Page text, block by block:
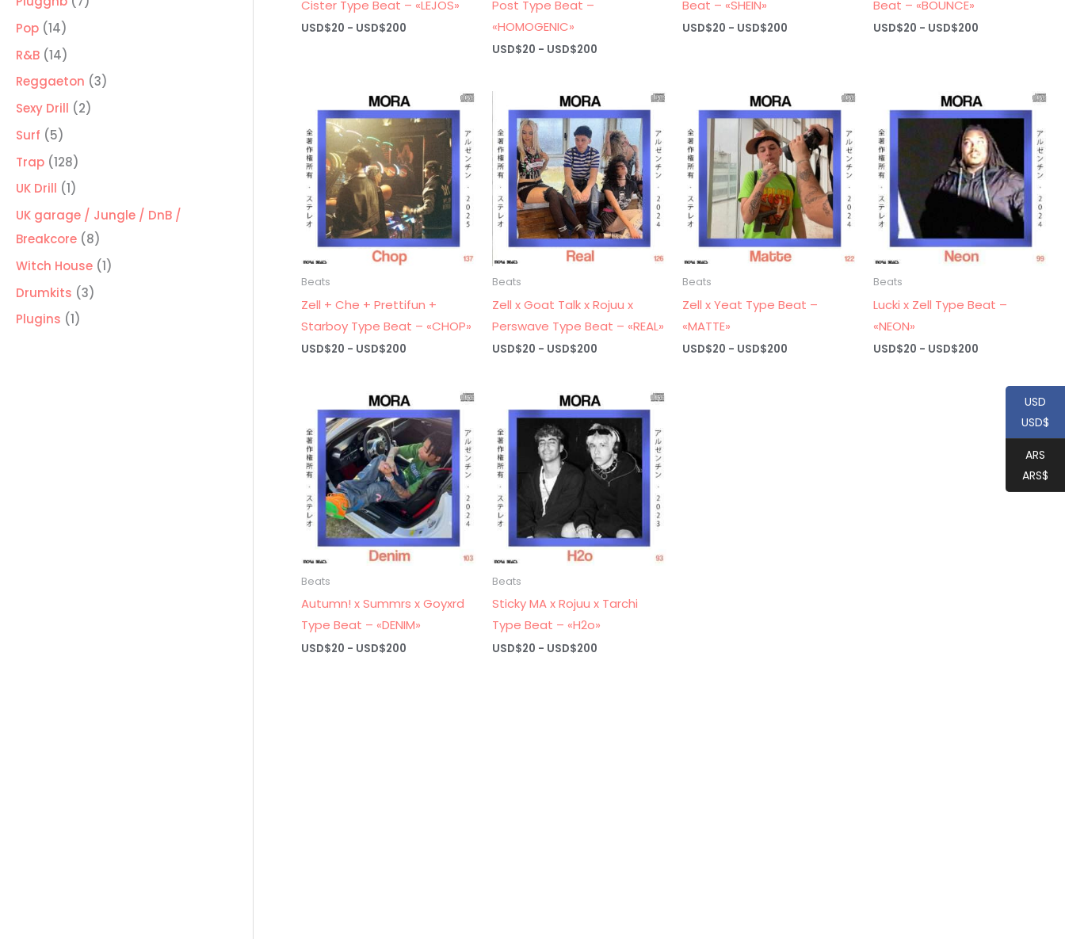
Pop 1414
productos
R&B 1414
productos
Reggaeton 33
Sexy Drill 22
Surf 55
productos
Trap 128128
productos
UK Drill 11
producto
UK garage / Jungle / DnB /
Breakcore
88
productos
Witch House 11
Drumkits 33
Plugins 11
Cister Type Beat – «LEJOS»
USD$20 - USD$200Rango
hasta
USD$200
Post Type Beat –
«HOMOGENIC»
USD$20 - USD$200Rango
USD$20
hasta
USD$200
Beat – «SHEIN»
USD$20 - USD$200
hasta
USD$200
Beat – «BOUNCE»
USD$20 - USD$200
hasta
USD$200
Beats
Zell + Che + Prettifun +
Starboy Type Beat – «CHOP»
USD$20 - USD$200Rango
USD$20
hasta
USD$200
Beats
Zell x Goat Talk x Rojuu x
Perswave Type Beat – «REAL»
USD$20 - USD$200Rango
USD$20
hasta
USD$200
Beats
Zell x Yeat Type Beat –
«MATTE»
USD$20 - USD$200
Beats
Lucki x Zell Type Beat –
«NEON»
USD$20 - USD$200
desde
USD$200
Beats
Autumn! x Summrs x Goyxrd
Type Beat – «DENIM»
USD$20 - USD$200Rango
Beats
Sticky MA x Rojuu x Tarchi
Type Beat – «H2o»
USD$20 - USD$200Rango
USD
USD$
ARS
ARS$